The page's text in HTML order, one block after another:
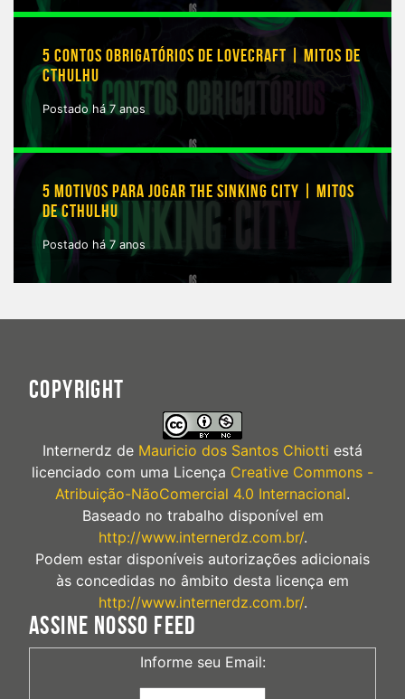
5 CONTOS OBRIGATÓRIOS DE LOVECRAFT | MITOS DE
CTHULHU
Postado há 7 anos
5 MOTIVOS PARA JOGAR THE SINKING CITY | MITOS
DE CTHULHU
Postado há 7 anos
COPYRIGHT
Internerdz de Mauricio dos Santos Chiotti está
licenciado com uma Licença Creative Commons -
Atribuição-NãoComercial 4.0 Internacional.
Baseado no trabalho disponível em
http://www.internerdz.com.br/.
Podem estar disponíveis autorizações adicionais
às concedidas no âmbito desta licença em
http://www.internerdz.com.br/.
ASSINE NOSSO FEED
Informe seu Email: